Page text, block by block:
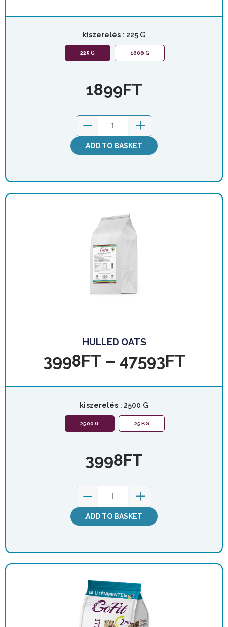
kiszerelés : 225 G
225 G 1000 G
1899FT
ADD TO BASKET
HULLED OATS
3998FT – 47593FT
kiszerelés : 2500 G
2500 G 25 KG
3998FT
ADD TO BASKET